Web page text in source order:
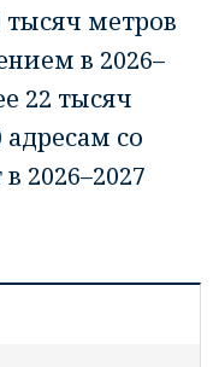
метров
в 2026–
22 тысяч
со
2026–2027